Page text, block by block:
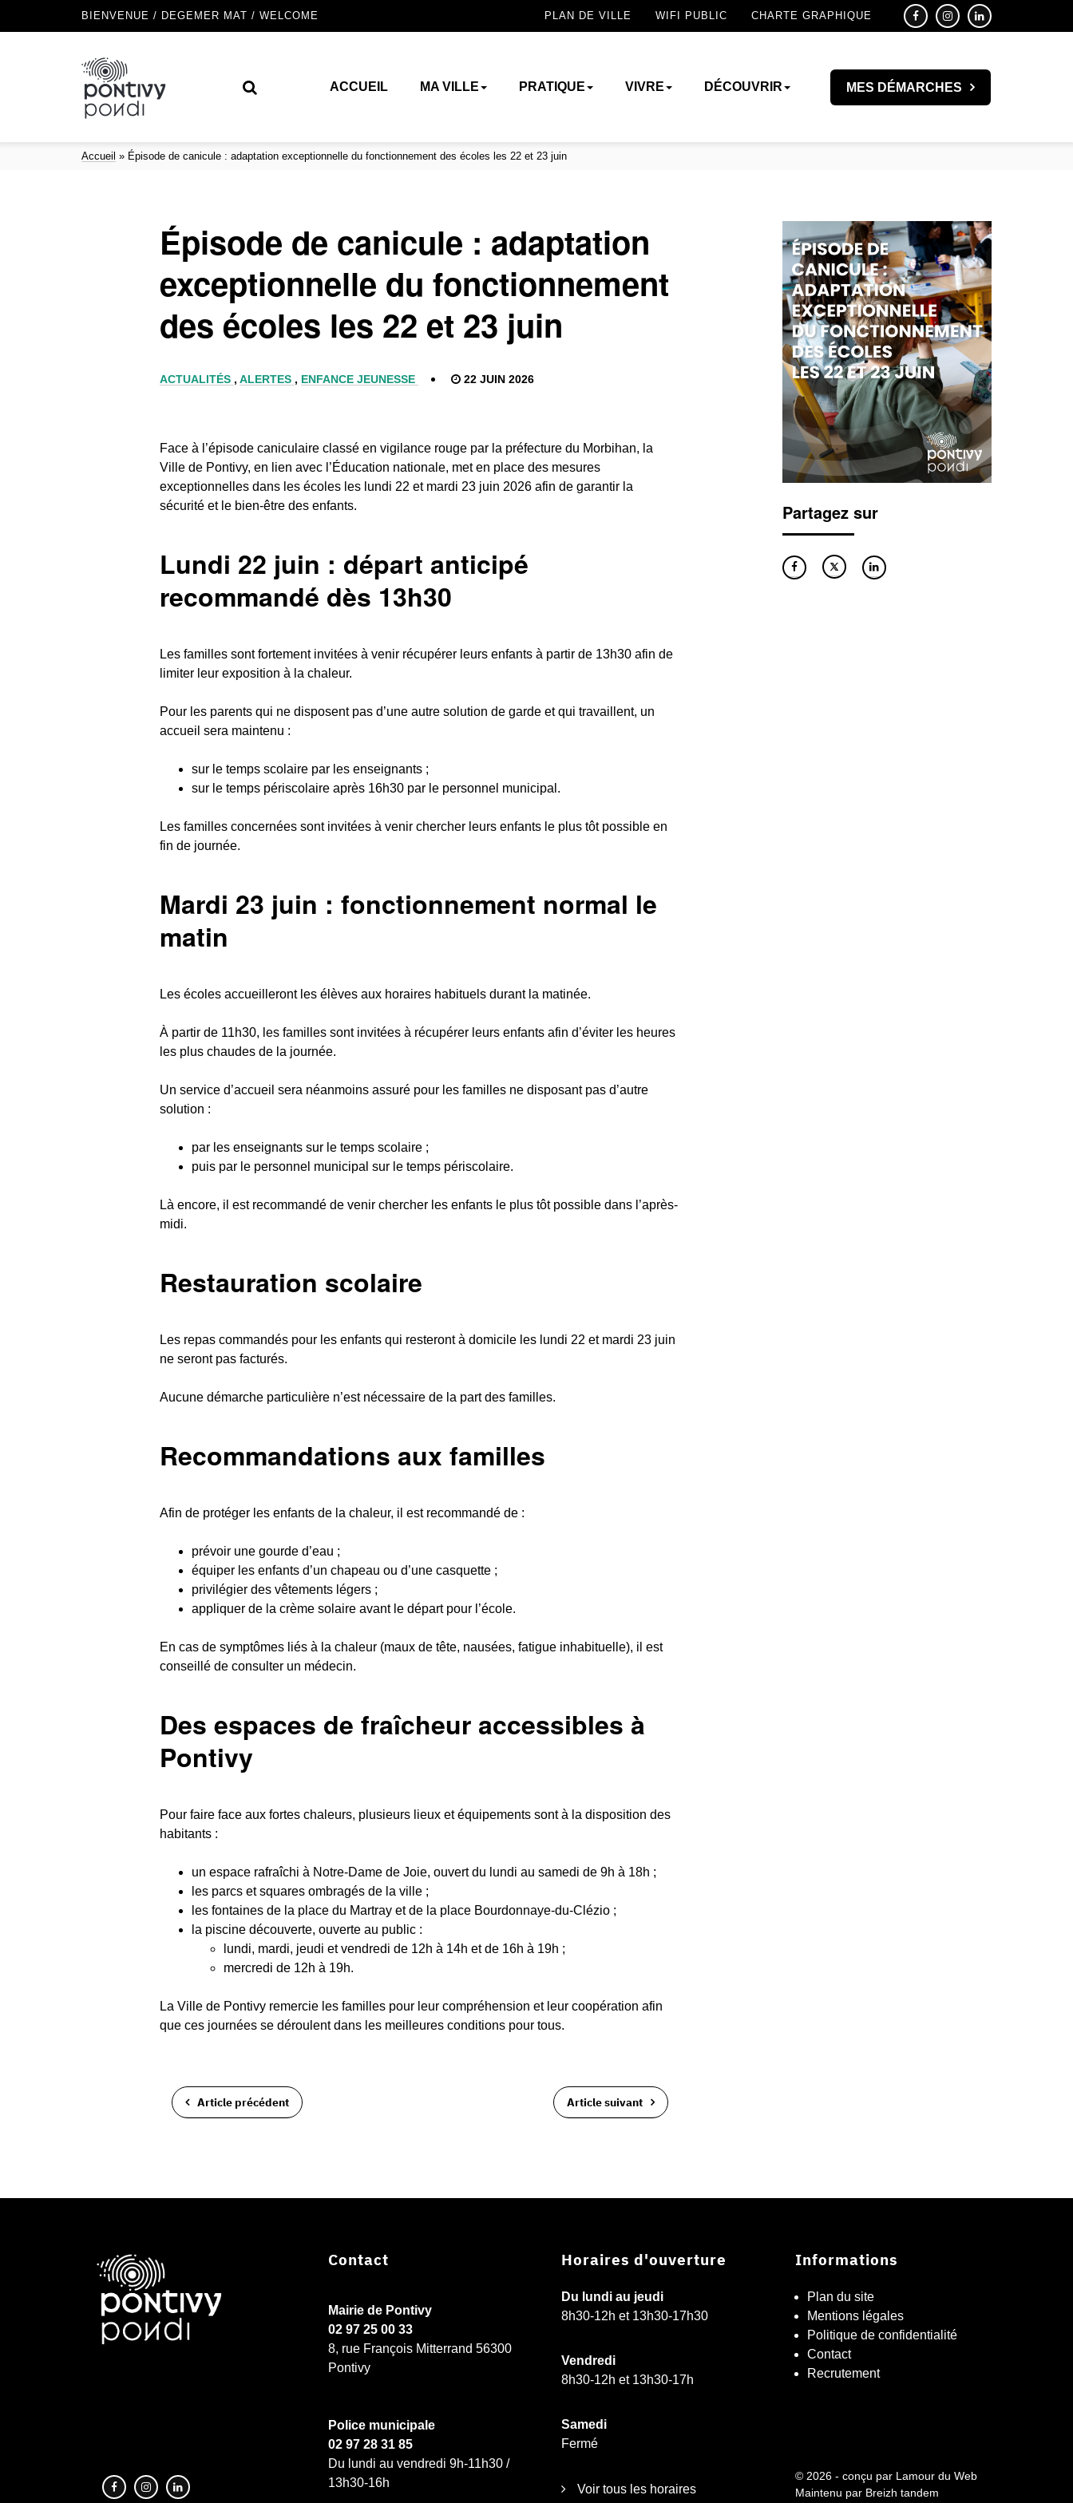
BIENVENUE / DEGEMER MAT / WELCOME PLAN DE VILLE WIFI PUBLIC CHARTE GRAPHIQUE
ACCUEIL MA VILLE PRATIQUE VIVRE DÉCOUVRIR MES DÉMARCHES
Accueil » Épisode de canicule : adaptation exceptionnelle du fonctionnement des écoles les 22 et 23 juin
Épisode de canicule : adaptation
exceptionnelle du fonctionnement
des écoles les 22 et 23 juin
ACTUALITÉS , ALERTES , ENFANCE JEUNESSE 22 JUIN 2026
Face à l’épisode caniculaire classé en vigilance rouge par la préfecture du Morbihan, la
Ville de Pontivy, en lien avec l’Éducation nationale, met en place des mesures
exceptionnelles dans les écoles les lundi 22 et mardi 23 juin 2026 afin de garantir la
sécurité et le bien-être des enfants.
Lundi 22 juin : départ anticipé
recommandé dès 13h30
Les familles sont fortement invitées à venir récupérer leurs enfants à partir de 13h30 afin de
limiter leur exposition à la chaleur.
Pour les parents qui ne disposent pas d’une autre solution de garde et qui travaillent, un
accueil sera maintenu :
sur le temps scolaire par les enseignants ;
sur le temps périscolaire après 16h30 par le personnel municipal.
Les familles concernées sont invitées à venir chercher leurs enfants le plus tôt possible en
fin de journée.
Mardi 23 juin : fonctionnement normal le
matin
Les écoles accueilleront les élèves aux horaires habituels durant la matinée.
À partir de 11h30, les familles sont invitées à récupérer leurs enfants afin d’éviter les heures
les plus chaudes de la journée.
Un service d’accueil sera néanmoins assuré pour les familles ne disposant pas d’autre
solution :
par les enseignants sur le temps scolaire ;
puis par le personnel municipal sur le temps périscolaire.
Là encore, il est recommandé de venir chercher les enfants le plus tôt possible dans l’après-
midi.
Restauration scolaire
Les repas commandés pour les enfants qui resteront à domicile les lundi 22 et mardi 23 juin
ne seront pas facturés.
Aucune démarche particulière n’est nécessaire de la part des familles.
Recommandations aux familles
Afin de protéger les enfants de la chaleur, il est recommandé de :
prévoir une gourde d’eau ;
équiper les enfants d’un chapeau ou d’une casquette ;
privilégier des vêtements légers ;
appliquer de la crème solaire avant le départ pour l’école.
En cas de symptômes liés à la chaleur (maux de tête, nausées, fatigue inhabituelle), il est
conseillé de consulter un médecin.
Des espaces de fraîcheur accessibles à
Pontivy
Pour faire face aux fortes chaleurs, plusieurs lieux et équipements sont à la disposition des
habitants :
un espace rafraîchi à Notre-Dame de Joie, ouvert du lundi au samedi de 9h à 18h ;
les parcs et squares ombragés de la ville ;
les fontaines de la place du Martray et de la place Bourdonnaye-du-Clézio ;
la piscine découverte, ouverte au public :
lundi, mardi, jeudi et vendredi de 12h à 14h et de 16h à 19h ;
mercredi de 12h à 19h.
La Ville de Pontivy remercie les familles pour leur compréhension et leur coopération afin
que ces journées se déroulent dans les meilleures conditions pour tous.
Article précédent Article suivant
Partagez sur
Contact
Mairie de Pontivy
02 97 25 00 33
8, rue François Mitterrand 56300
Pontivy
Police municipale
02 97 28 31 85
Du lundi au vendredi 9h-11h30 /
13h30-16h
Horaires d'ouverture
Du lundi au jeudi
8h30-12h et 13h30-17h30
Vendredi
8h30-12h et 13h30-17h
Samedi
Fermé
Voir tous les horaires
Informations
Plan du site
Mentions légales
Politique de confidentialité
Contact
Recrutement
© 2026 - conçu par Lamour du Web
Maintenu par Breizh tandem